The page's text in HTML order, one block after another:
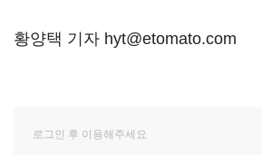
황양택 기자 hyt@etomato.com